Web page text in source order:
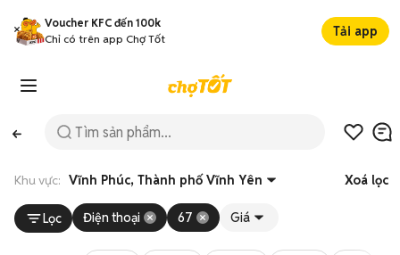
Voucher KFC đến 100k
Chỉ có trên app Chợ Tốt
Tải app
Khu vực: Vĩnh Phúc, Thành phố Vĩnh Yên Xoá lọc
Lọc Điện thoại 67 Giá